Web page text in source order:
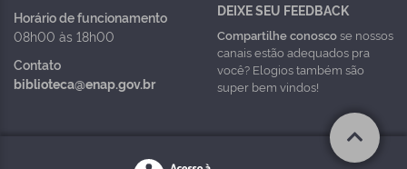
Horário de funcionamento
08h00 às 18h00
Contato
biblioteca@enap.gov.br
DEIXE SEU FEEDBACK
Compartilhe conoscose nossos
canais estão adequados pra
você? Elogios também são
super bem vindos!